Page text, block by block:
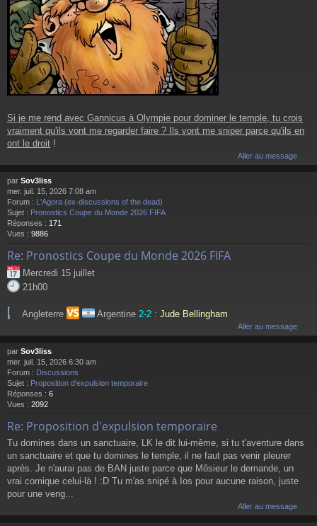
Si je me rend avec Gannicus à Olympie pour dominer le temple, tu crois
vraiment qu'ils vont me regarder faire ? Ils vont me sniper parce qu'ils en
ont le droit !
Aller au message
par Sov3liss
mer. juil. 15, 2026 7:08 am
Forum : L'Agora (ex-discussions of the dead)
Sujet : Pronostics Coupe du Monde 2026 FIFA
Réponses : 171
Vues : 9886
Re: Pronostics Coupe du Monde 2026 FIFA
Mercredi 15 juillet
21h00
Angleterre Argentine 2-2 : Jude Bellingham
Aller au message
par Sov3liss
mer. juil. 15, 2026 6:30 am
Forum : Discussions
Sujet : Proposition d'expulsion temporaire
Réponses : 6
Vues : 2092
Re: Proposition d'expulsion temporaire
Tu domines dans un sanctuaire, LK le dit lui-même, si tu t'aventure dans
un sanctuaire et que tu domines le temple, il ne faut pas venir pleurer
après. Je n'aurai pas de BAN juste parce que Môsieur le demande, un
vrai comique celui-là ! :D Tu m'as snipé à Ios pour aucune raison, juste
pour une veng...
Aller au message